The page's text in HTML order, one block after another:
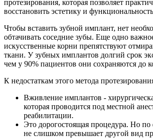
протезирования, которая позволяет
восстановить эстетику и
Чтобы вставить зубной имплант, нет
обтачивать соседние зубы. Еще одно
искусственные корни препятствуют
ткани. У зубных имплантов долгий срок
чем у 90% пациентов они сохраняются до
К недостаткам этого метода
Вживление имплантов -
которая проводится под местной
реабилитации.
Это дорогостоящая процедура. Но по
не слишком превышает другой вид